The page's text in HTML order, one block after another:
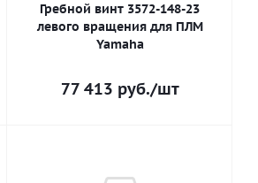
Гребной винт 3572-148-23
левого вращения для ПЛМ
Yamaha
77 413 руб./шт